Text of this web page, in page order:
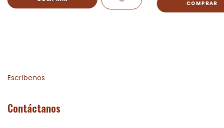
Escríbenos
Contáctanos